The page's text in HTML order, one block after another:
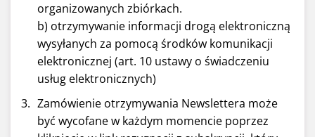
organizowanych zbiórkach.
b) otrzymywanie informacji drogą elektroniczną
wysyłanych za pomocą środków komunikacji
elektronicznej (art. 10 ustawy o świadczeniu
usług elektronicznych)
Zamówienie otrzymywania Newslettera może
być wycofane w każdym momencie poprzez